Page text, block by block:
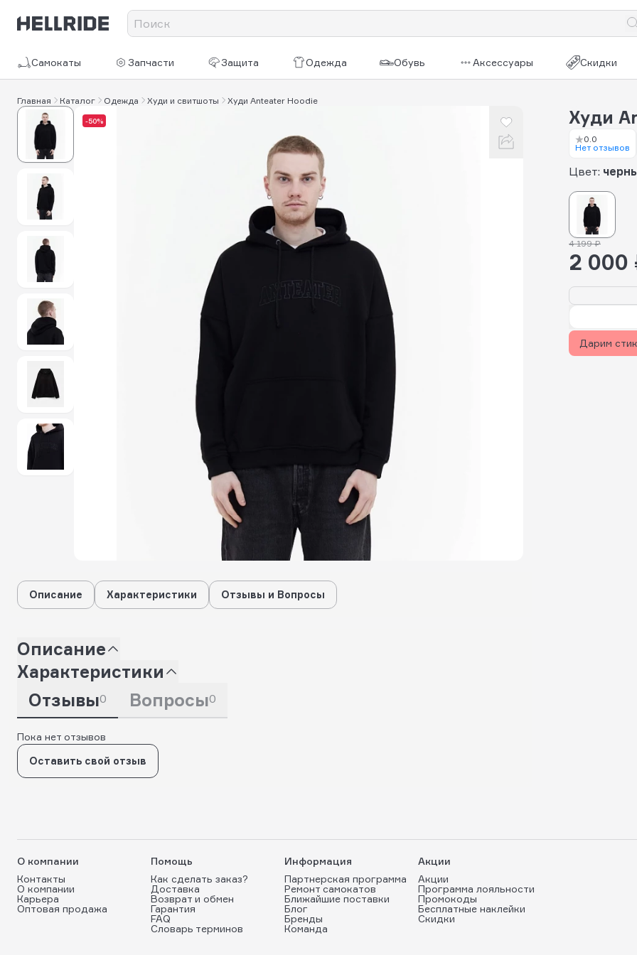
Самокаты Запчасти Защита Одежда Обувь Аксессуары Скидки
Главная Каталог Одежда Худи и свитшоты Худи Anteater Hoodie
-50% Худи
0.0
Нет отзывов
Цвет:
4 199 ₽
2 000
Дарим
Описание Характеристики Отзывы и Вопросы
Описание
Характеристики
Отзывы0 Вопросы0
Пока нет отзывов
Оставить свой отзыв
О компании
Контакты
О компании
Карьера
Оптовая продажа
Помощь
Как сделать заказ?
Доставка
Возврат и обмен
Гарантия
FAQ
Словарь терминов
Информация
Партнерская программа
Ремонт самокатов
Ближайшие поставки
Блог
Бренды
Команда
Акции
Акции
Программа лояльности
Промокоды
Бесплатные наклейки
Скидки